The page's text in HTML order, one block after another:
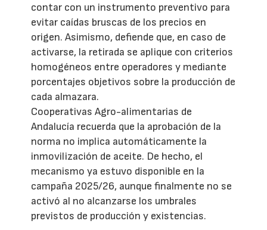
contar con un instrumento preventivo para
evitar caídas bruscas de los precios en
origen. Asimismo, defiende que, en caso de
activarse, la retirada se aplique con criterios
homogéneos entre operadores y mediante
porcentajes objetivos sobre la producción de
cada almazara.
Cooperativas Agro-alimentarias de
Andalucía recuerda que la aprobación de la
norma no implica automáticamente la
inmovilización de aceite. De hecho, el
mecanismo ya estuvo disponible en la
campaña 2025/26, aunque finalmente no se
activó al no alcanzarse los umbrales
previstos de producción y existencias.